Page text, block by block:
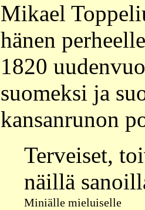
Mikael
hänen
1820
suomeksi ja
kansanrunon
Terveiset,
näillä
Miniälle mieluiselle